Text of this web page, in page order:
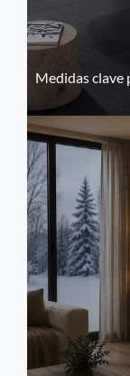
Medidas clave